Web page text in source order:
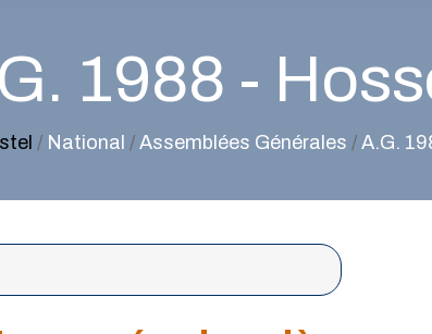
1988 -
/ National / Assemblées Générales / A.G.